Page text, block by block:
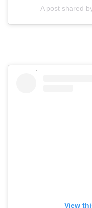
A post shared
View